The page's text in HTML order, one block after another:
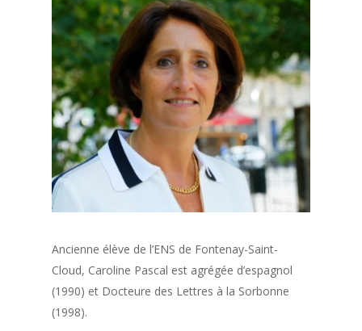
Ancienne élève de l’ENS de Fontenay-Saint-
Cloud, Caroline Pascal est agrégée d’espagnol
(1990) et Docteure des Lettres à la Sorbonne
(1998).